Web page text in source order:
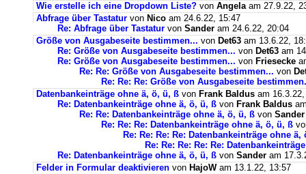
Wie erstelle ich eine Dropdown Liste? von Angela am 27.9.22,
Abfrage über Tastatur von Nico am 24.6.22, 15:47
Re: Abfrage über Tastatur von Sander am 24.6.22, 20:04
Größe von Ausgabeseite bestimmen... von Det63 am 13.6.22,
Re: Größe von Ausgabeseite bestimmen... von Det63 am
Re: Größe von Ausgabeseite bestimmen... von Friesecke
Re: Re: Größe von Ausgabeseite bestimmen... von
Re: Re: Re: Größe von Ausgabeseite
Datenbankeinträge ohne ä, ö, ü, ß von Frank Baldus am
Re: Datenbankeinträge ohne ä, ö, ü, ß von Frank Baldus
Re: Re: Datenbankeinträge ohne ä, ö, ü, ß von Sander
Re: Re: Re: Datenbankeinträge ohne ä, ö, ü, ß
Re: Re: Re: Re: Datenbankeinträge ohne ä,
Re: Re: Re: Re: Re:
Re: Datenbankeinträge ohne ä, ö, ü, ß von Sander am
Felder in Formular deaktivieren von HajoWam 13.1.22, 13:57